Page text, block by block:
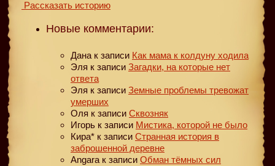
Рассказать историю
Новые комментарии:
Дана к записи Как мама к колдуну ходила
Эля к записи Загадки, на которые нет
ответа
Эля к записи Земные проблемы тревожат
умерших
Оля к записи Сквозняк
Игорь к записи Мистика, которой не было
Кира* к записи Странная история в
заброшенной деревне
Angara к записи Обман тёмных сил